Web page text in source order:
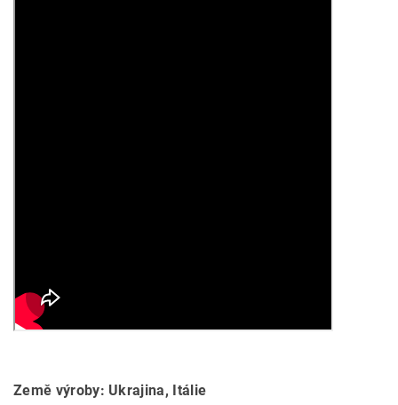
Země výroby: Ukrajina, Itálie